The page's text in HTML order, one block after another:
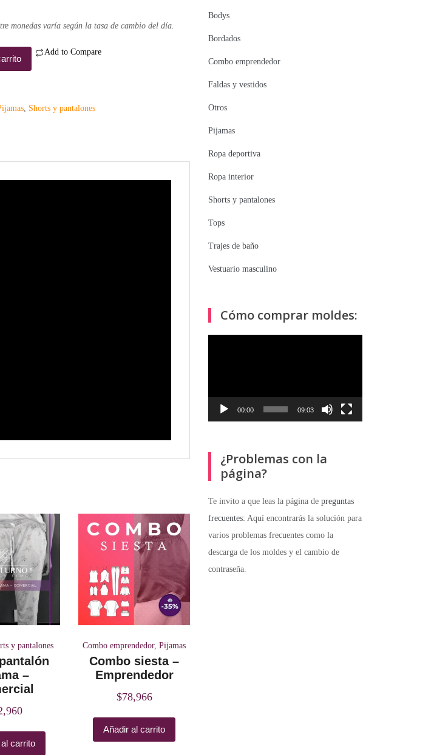
monedas varía según la tasa de cambio del día.
Add to Compare
, Shorts y pantalones
y pantalones
–
carrito
Combo emprendedor,Pijamas
Combo siesta –
Emprendedor
$78,966
Añadir al carrito
Bodys
Bordados
Combo emprendedor
Faldas y vestidos
Otros
Pijamas
Ropa deportiva
Ropa interior
Shorts y pantalones
Tops
Trajes de baño
Vestuario masculino
Cómo comprar moldes:
00:00 09:03
¿Problemas con la
página?
Te invito a que leas la página de preguntas
frecuentes: Aquí encontrarás la solución para
varios problemas frecuentes como la
descarga de los moldes y el cambio de
contraseña.